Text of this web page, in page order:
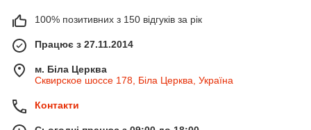
100% позитивних з 150 відгуків за рік
Працює з 27.11.2014
м. Біла Церква
Сквирское шоссе 178, Біла Церква, Україна
Контакти